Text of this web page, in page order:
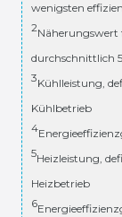
wenigsten
2Näherungswert
durchschnittlich
3Kühlleistung,
Kühlbetrieb
4
5Heizleistung,
Heizbetrieb
6